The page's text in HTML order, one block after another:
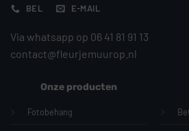
BEL E-MAIL
Via whatsapp op 06 41 81 91 13
contact@fleurjemuurop.nl
Onze producten
Fotobehang